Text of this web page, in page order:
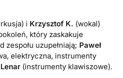
i Krzysztof K. (wokal)
który zaskakuje
zespołu uzupełniają; Paweł
elektryczna, instrumenty
(instrumenty klawiszowe).